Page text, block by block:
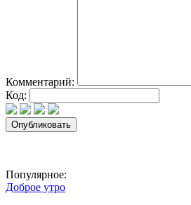
Комментарий:
Код:
Популярное:
Доброе утро